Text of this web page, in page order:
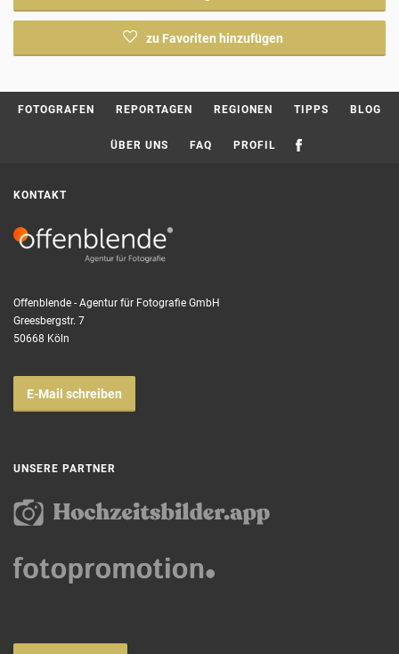
zu Favoriten hinzufügen
FOTOGRAFEN REPORTAGEN REGIONEN TIPPS BLOG
ÜBER UNS FAQ PROFIL
KONTAKT
Offenblende - Agentur für Fotografie GmbH
Greesbergstr. 7
50668 Köln
E-Mail schreiben
UNSERE PARTNER